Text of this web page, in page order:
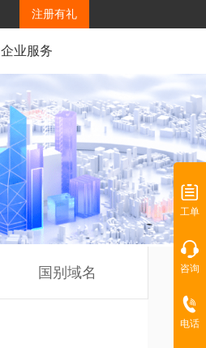
注册有礼
企业服务
工单
咨询
电话
国别域名